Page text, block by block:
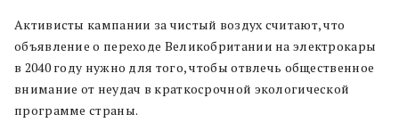
Активисты кампании за чистый воздух считают, что
объявление о переходе Великобритании на электрокары
в 2040 году нужно для того, чтобы отвлечь общественное
внимание от неудач в краткосрочной экологической
программе страны.